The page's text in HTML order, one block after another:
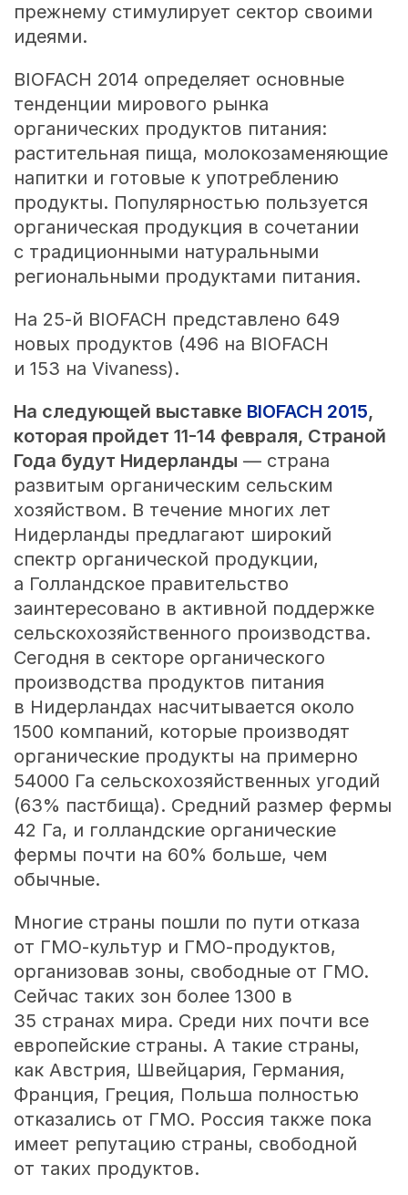
прежнему стимулирует сектор своими
идеями.
BIOFACH 2014 определяет основные
тенденции мирового рынка
органических продуктов питания:
растительная пища, молокозаменяющие
напитки и готовые к употреблению
продукты. Популярностью пользуется
органическая продукция в сочетании
с традиционными натуральными
региональными продуктами питания.
На 25-й BIOFACH представлено 649
новых продуктов (496 на BIOFACH
и 153 на Vivaness).
На следующей выставке BIOFACH 2015,
которая пройдет 11-14 февраля, Страной
Года будут Нидерланды — страна
развитым органическим сельским
хозяйством. В течение многих лет
Нидерланды предлагают широкий
спектр органической продукции,
а Голландское правительство
заинтересовано в активной поддержке
сельскохозяйственного производства.
Сегодня в секторе органического
производства продуктов питания
в Нидерландах насчитывается около
1500 компаний, которые производят
органические продукты на примерно
54000 Га сельскохозяйственных угодий
(63% пастбища). Средний размер фермы
42 Га, и голландские органические
фермы почти на 60% больше, чем
обычные.
Многие страны пошли по пути отказа
от ГМО-культур и ГМО-продуктов,
организовав зоны, свободные от ГМО.
Сейчас таких зон более 1300 в
35 странах мира. Среди них почти все
европейские страны. А такие страны,
как Австрия, Швейцария, Германия,
Франция, Греция, Польша полностью
отказались от ГМО. Россия также пока
имеет репутацию страны, свободной
от таких продуктов.